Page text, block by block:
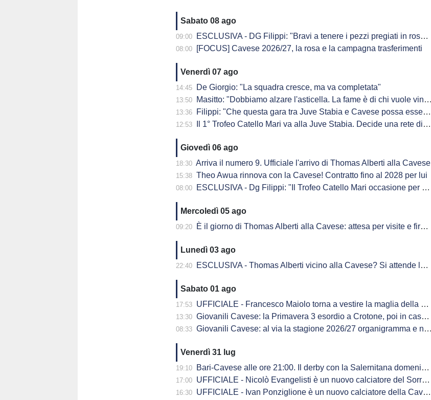
Sabato 08 ago
09:00 ESCLUSIVA - DG Filippi: "Bravi a tenere i pezzi pregiati in rosa. Masitto? Grande voglia di fare bene"
08:00 [FOCUS] Cavese 2026/27, la rosa e la campagna trasferimenti
Venerdì 07 ago
14:45 De Giorgio: "La squadra cresce, ma va completata"
13:50 Masitto: "Dobbiamo alzare l'asticella. La fame è di chi vuole vincere"
13:36 Filippi: "Che questa gara tra Juve Stabia e Cavese possa essere un spot per il futuro"
12:53 Il 1° Trofeo Catello Mari va alla Juve Stabia. Decide una rete di Sandrucci
Giovedì 06 ago
18:30 Arriva il numero 9. Ufficiale l'arrivo di Thomas Alberti alla Cavese
15:38 Theo Awua rinnova con la Cavese! Contratto fino al 2028 per lui
08:00 ESCLUSIVA - Dg Filippi: "Il Trofeo Catello Mari occasione per unire due popoli nel suo ricordo"
Mercoledì 05 ago
09:20 È il giorno di Thomas Alberti alla Cavese: attesa per visite e firma sul contratto
Lunedì 03 ago
22:40 ESCLUSIVA - Thomas Alberti vicino alla Cavese? Si attende la risoluzione con il Novara
Sabato 01 ago
17:53 UFFICIALE - Francesco Maiolo torna a vestire la maglia della Cavese
13:30 Giovanili Cavese: la Primavera 3 esordio a Crotone, poi in casa col Giugliano
08:33 Giovanili Cavese: al via la stagione 2026/27 organigramma e novità sulle panchine
Venerdì 31 lug
19:10 Bari-Cavese alle ore 21:00. Il derby con la Salernitana domenica 6 settembre alle ore 15:00
17:00 UFFICIALE - Nicolò Evangelisti è un nuovo calciatore del Sorrento
16:30 UFFICIALE - Ivan Ponziglione è un nuovo calciatore della Cavese